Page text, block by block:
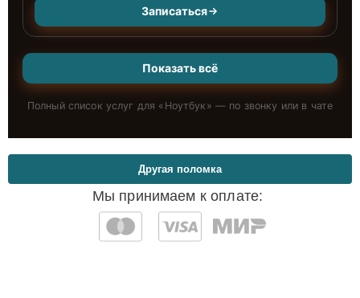
Записаться
Показать всё
Полный список услуг для « Ноутбук » — по звонку или в чате
Мы принимаем к оплате:
Другая поломка